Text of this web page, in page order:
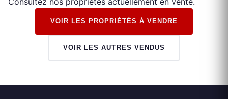
VOIR LES PROPRIÉTÉS À VENDRE
VOIR LES AUTRES VENDUS